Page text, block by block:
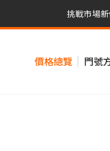
挑戰市場
挑戰市場
價格總覽 門號